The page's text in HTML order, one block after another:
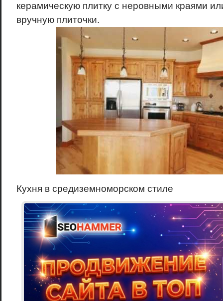
керамическую плитку с неровными краями
вручную плиточки.
Кухня в средиземноморском стиле